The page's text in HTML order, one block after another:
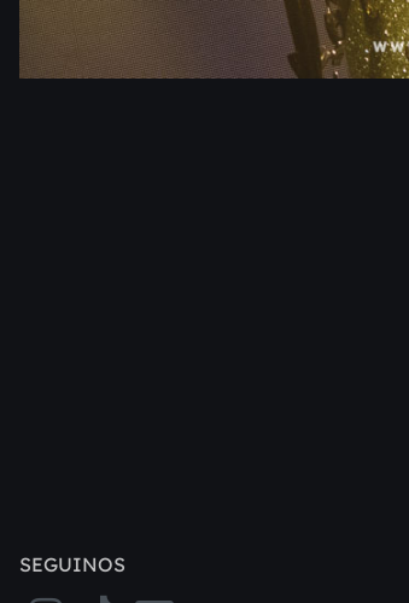
SEGUINOS